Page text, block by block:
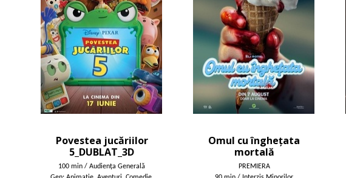
Povestea jucăriilor
5_DUBLAT_3D
100 min / Audienţa Generală
Omul cu înghețata
mortală
PREMIERA